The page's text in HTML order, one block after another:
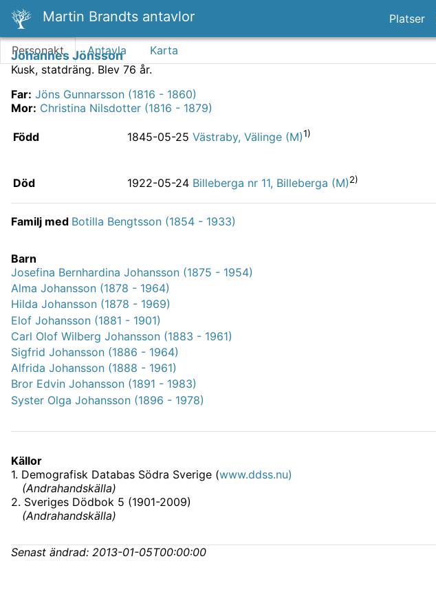
Martin Brandts antavlor Platser
Personakt Antavla Karta
Johannes Jönsson
Kusk, statdräng. Blev 76 år.
Far: Jöns Gunnarsson (1816 - 1860)
Mor: Christina Nilsdotter (1816 - 1879)
Född 1845-05-25 Västraby, Välinge (M)1)
Död
1922-05-24 Billeberga nr 11, Billeberga (M)2)
Familj med Botilla Bengtsson (1854 - 1933)
Barn
Josefina Bernhardina Johansson (1875 - 1954)
Alma Johansson (1878 - 1964)
Hilda Johansson (1878 - 1969)
Elof Johansson (1881 - 1901)
Carl Olof Wilberg Johansson (1883 - 1961)
Sigfrid Johansson (1886 - 1964)
Alfrida Johansson (1888 - 1961)
Bror Edvin Johansson (1891 - 1983)
Syster Olga Johansson (1896 - 1978)
Källor
1. Demografisk Databas Södra Sverige (www.ddss.nu)
(Andrahandskälla)
2. Sveriges Dödbok 5 (1901-2009)
(Andrahandskälla)
Senast ändrad: 2013-01-05T00:00:00